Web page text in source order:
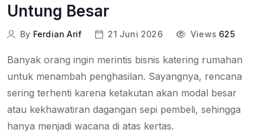
Untung Besar
By Ferdian Arif 21 Juni 2026 Views 625
Banyak orang ingin merintis bisnis katering rumahan
untuk menambah penghasilan. Sayangnya, rencana
sering terhenti karena ketakutan akan modal besar
atau kekhawatiran dagangan sepi pembeli, sehingga
hanya menjadi wacana di atas kertas.